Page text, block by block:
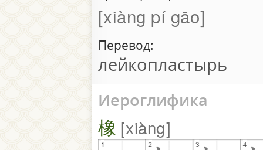
xiàng pí gāo
Перевод:
лейкопластырь
Иероглифика
橡 xiàng